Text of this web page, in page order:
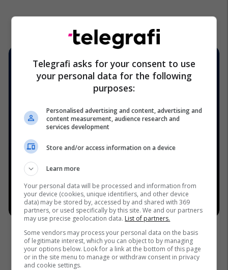
Telegrafi asks for your consent to use
your personal data for the following
purposes:
Personalised advertising and content, advertising and
content measurement, audience research and
services development
Store and/or access information on a device
Learn more
Your personal data will be processed and information from
your device (cookies, unique identifiers, and other device
data) may be stored by, accessed by and shared with 369
partners, or used specifically by this site. We and our partners
may use precise geolocation data. List of partners.
Some vendors may process your personal data on the basis
of legitimate interest, which you can object to by managing
your options below. Look for a link at the bottom of this page
or in the site menu to manage or withdraw consent in privacy
and cookie settings.